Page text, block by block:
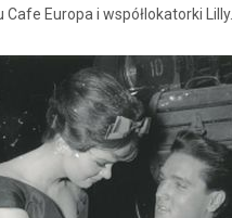
Cafe Europa i współlokatorki Lilly.